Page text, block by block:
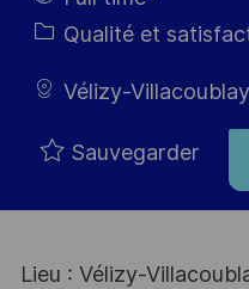
Type
Catégorie
Qualité et
Vélizy-Villacoublay
Sauvegarder
Lieu : Vélizy-